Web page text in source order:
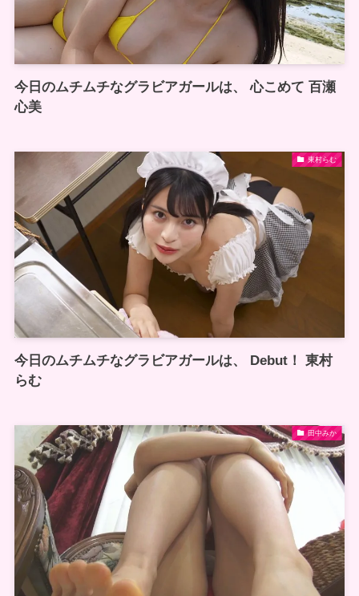
今日のムチムチなグラビアガールは、 心こめて 百瀬
心美
東村らむ
今日のムチムチなグラビアガールは、 Debut！ 東村
らむ
田中みか